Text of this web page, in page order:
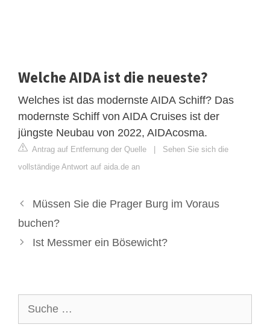
Welche AIDA ist die neueste?
Welches ist das modernste AIDA Schiff? Das
modernste Schiff von AIDA Cruises ist der
jüngste Neubau von 2022, AIDAcosma.
Antrag auf Entfernung der Quelle | Sehen Sie sich die
vollständige Antwort auf aida.de an
Müssen Sie die Prager Burg im Voraus
buchen?
Ist Messmer ein Bösewicht?
nach: